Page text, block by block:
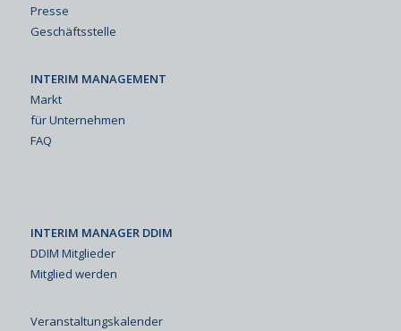
Presse
Geschäftsstelle
INTERIM MANAGEMENT
Markt
für Unternehmen
FAQ
INTERIM MANAGER DDIM
DDIM Mitglieder
Mitglied werden
Veranstaltungskalender